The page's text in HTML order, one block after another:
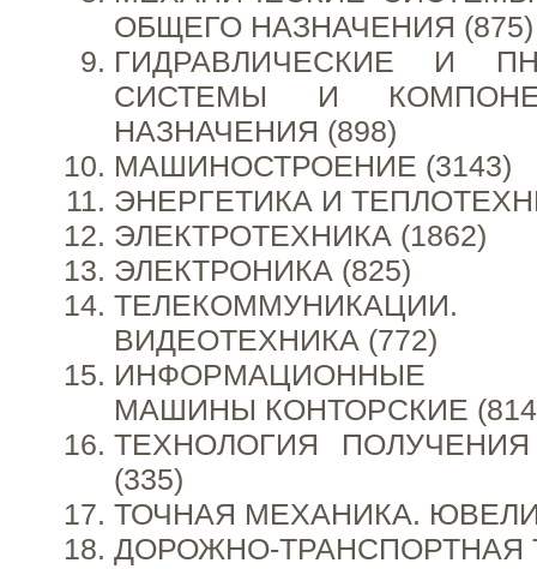
ОБЩЕГО НАЗНАЧЕНИЯ (875)
ГИДРАВЛИЧЕСКИЕ И
СИСТЕМЫ И
НАЗНАЧЕНИЯ (898)
МАШИНОСТРОЕНИЕ (3143)
ЭНЕРГЕТИКА И
ЭЛЕКТРОТЕХНИКА (1862)
ЭЛЕКТРОНИКА (825)
ВИДЕОТЕХНИКА (772)
ИНФОРМАЦИОННЫЕ
МАШИНЫ КОНТОРСКИЕ
ТЕХНОЛОГИЯ
(335)
ТОЧНАЯ МЕХАНИКА.
ДОРОЖНО-ТРАНСПОРТНАЯ